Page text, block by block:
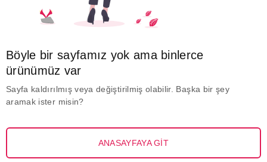
Böyle bir sayfamız yok ama binlerce
ürünümüz var
Sayfa kaldırılmış veya değiştirilmiş olabilir. Başka bir şey
aramak ister misin?
ANASAYFAYA GİT